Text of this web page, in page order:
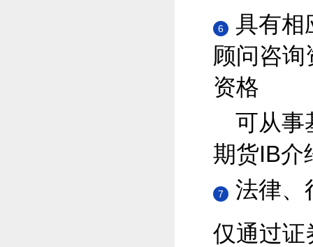
6
具有相
顾问咨
资格
可从事
期货IB介
7
法律、
仅通过证